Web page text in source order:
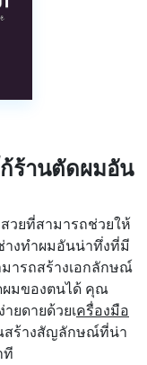
ร้านตัดผมอัน
วยที่สามารถช่วยให้
างทำผมอันน่าทึ่งที่มี
ารถสร้างเอกลักษณ์
ผมของตนได้ คุณ
ยดายด้วยเครื่องมือ
สร้างสัญลักษณ์ที่น่า
ที